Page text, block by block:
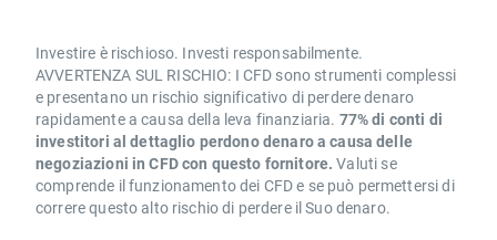
Investire è rischioso. Investi responsabilmente.
AVVERTENZA SUL RISCHIO: I CFD sono strumenti complessi
e presentano un rischio significativo di perdere denaro
rapidamente a causa della leva finanziaria. 77% di conti di
investitori al dettaglio perdono denaro a causa delle
negoziazioni in CFD con questo fornitore. Valuti se
comprende il funzionamento dei CFD e se può permettersi di
correre questo alto rischio di perdere il Suo denaro.